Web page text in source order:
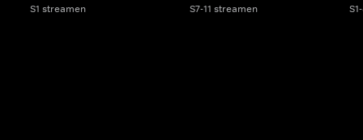
S1 streamen S7-11 streamen